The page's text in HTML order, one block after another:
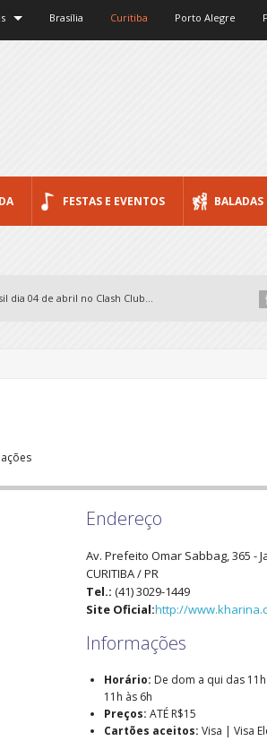
Brasília Curitiba Porto Alegre
FESTAS E EVENTOS BALADAS
dia 04 de abril no Clash Club...
Endereço
Av. Prefeito Omar Sabbag, 365 -
CURITIBA/PR
Tel.: (41) 3029-1449
Site Oficial:http://
Informações
Horário: De dom a qui das 11h
11h às 6h
Preços: ATÉ R$15
Cartões aceitos: Visa | Visa